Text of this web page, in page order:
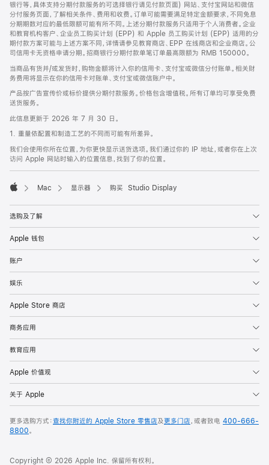
银行等，具体支持分期付款服务的可选择银行请见付款页面) 网站、支付宝网站和微信
分付服务页面，了解相关条件、费用和收费。订单可能需要满足特定金额要求，不同免息
分期期数对应的最低限额可能有所不同。上述分期付款服务只适用于个人消费者。企业
和教育机构客户、企业员工购买计划 (EPP) 和 Apple 员工购买计划 (EPP) 适用的分
期付款方案可能与上述方案不同，详情请参见教育商店、EPP 在线商店和企业商店。公
司信用卡无资格申请分期。招商银行分期付款单笔订单最高限额为 RMB 150000。
当商品有货并/或发货时，购物金额将计入你的信用卡、支付宝或微信分付账单。相关财
务费用将显示在你的信用卡对账单、支付宝或微信账户中。
产品按广告宣传价或标价提供分期付款服务。价格包含增值税。所有订单均可享受免费
送货服务。
此信息更新于 2026 年 7 月 30 日。
1. 重量依配置和制造工艺的不同而可能有所差异。
我们会使用你所在位置，为你更快显示送货选项。我们通过你的 IP 地址，或者你在上次
访问 Apple 网站时输入的位置信息，找到了你的位置。
Mac 显示器 购买 Studio Display
选购及了解
Apple 钱包
账户
娱乐
Apple Store 商店
商务应用
教育应用
Apple 价值观
关于 Apple
更多选购方式：查找你附近的 Apple Store 零售店及更多门店，或者致电 400-666-
8800。
Copyright © 2026 Apple Inc. 保留所有权利。